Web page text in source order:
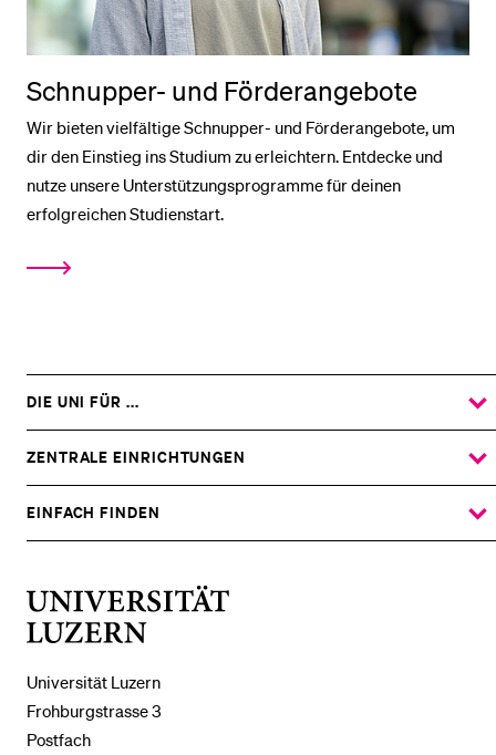
Schnupper- und Förderangebote
Wir bieten vielfältige Schnupper- und Förderangebote, um
dir den Einstieg ins Studium zu erleichtern. Entdecke und
nutze unsere Unterstützungsprogramme für deinen
erfolgreichen Studienstart.
Universität Luzern
Frohburgstrasse 3
Postfach
DIE UNI FÜR ...
ZEIGE
DAS
UNTERMENÜ
ZENTRALE EINRICHTUNGEN
ZEIGE
DAS
UNTERMENÜ
EINFACH FINDEN
ZEIGE
DAS